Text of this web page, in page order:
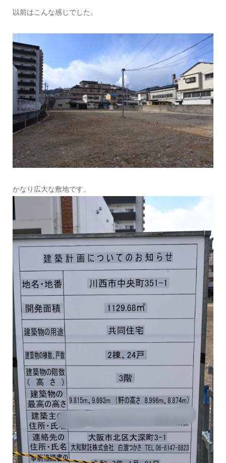
以前はこんな感じでした。
かなり広大な敷地です。